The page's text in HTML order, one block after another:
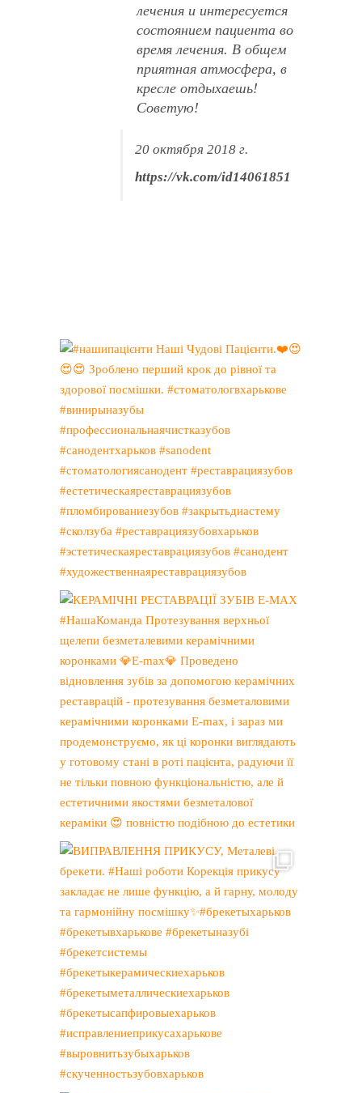
лечения и интересуется
состоянием пациента во
время лечения. В общем
приятная атмосфера, в
кресле отдыхаешь!
Советую!
20 октября 2018 г.
https://vk.com/id14061851